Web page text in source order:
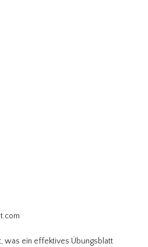
was ein effektives Übungsblatt